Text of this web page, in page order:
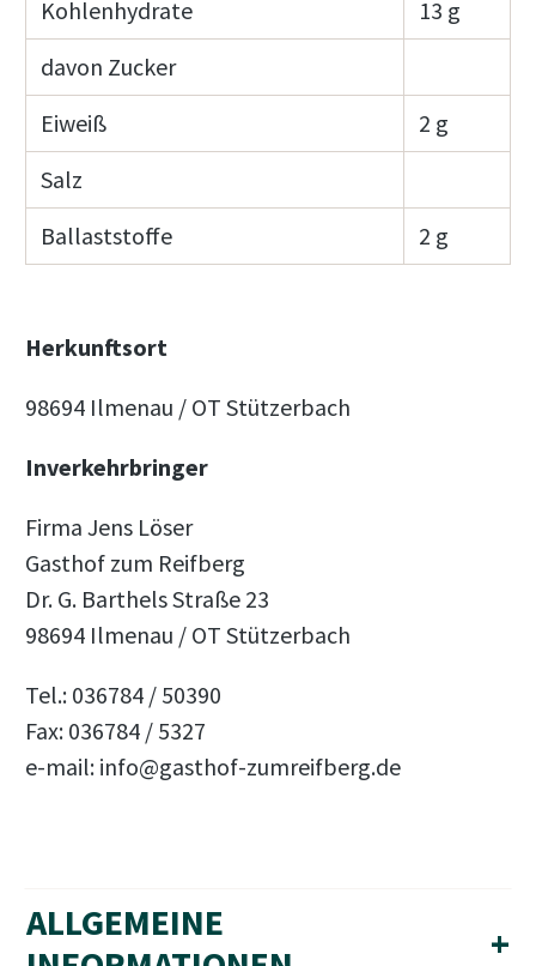
Kohlenhydrate
13 g
davon Zucker
Eiweiß
2 g
Salz
Ballaststoffe
2 g
Herkunftsort
98694 Ilmenau / OT Stützerbach
Inverkehrbringer
Firma Jens Löser
Gasthof zum Reifberg
Dr. G. Barthels Straße 23
98694 Ilmenau / OT Stützerbach
Tel.: 036784 / 50390
Fax: 036784 / 5327
e-mail: info@gasthof-zumreifberg.de
ALLGEMEINE
+